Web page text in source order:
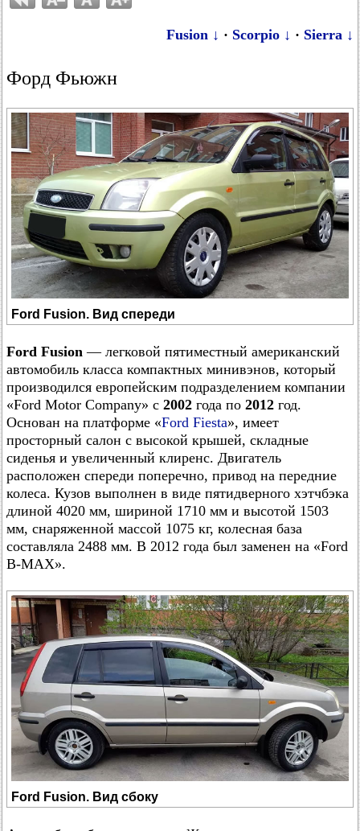
Fusion ↓ · Scorpio ↓ · Sierra ↓
Форд Фьюжн
Ford Fusion. Вид спереди
Ford Fusion — легковой пятиместный американский
автомобиль класса компактных минивэнов, который
производился европейским подразделением компании
«Ford Motor Company» с 2002 года по 2012 год.
Основан на платформе «Ford Fiesta», имеет
просторный салон с высокой крышей, складные
сиденья и увеличенный клиренс. Двигатель
расположен спереди поперечно, привод на передние
колеса. Кузов выполнен в виде пятидверного хэтчбэка
длиной 4020 мм, шириной 1710 мм и высотой 1503
мм, снаряженной массой 1075 кг, колесная база
составляла 2488 мм. В 2012 года был заменен на «Ford
B-MAX».
Ford Fusion. Вид сбоку